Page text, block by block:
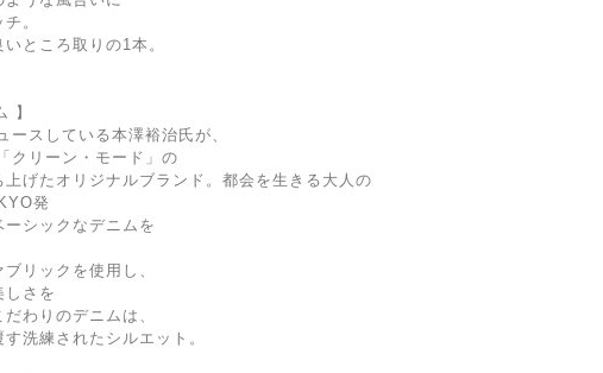
。
ところ取りの1本。
】
ースしている本澤裕治氏が、
クリーン・モード」の
上げたオリジナルブランド。都会を生きる大人の
発
シックなデニムを
リックを使用し、
しさを
わりのデニムは、
洗練されたシルエット。